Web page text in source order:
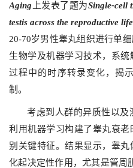
Aging 上发表了题为Single-cell
testis across the reproductive
20-70岁男性睾丸组织进行单
生物学及机器学习技术，系
过程中的时序转录变化，揭
制。
考虑到人群的异质性以及
利用机器学习构建了睾丸衰
别关键特征。结果显示，睾
化起决定性作用，尤其是管周